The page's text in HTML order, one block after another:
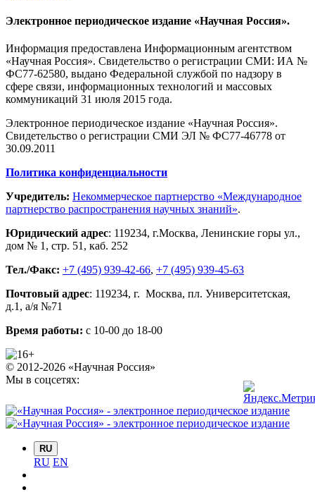
Электронное периодическое издание «Научная Россия».
Информация предоставлена Информационным агентством
«Научная Россия». Свидетельство о регистрации СМИ: ИА №
ФС77-62580, выдано Федеральной службой по надзору в
сфере связи, информационных технологий и массовых
коммуникаций 31 июля 2015 года.
Электронное периодическое издание «Научная Россия».
Свидетельство о регистрации СМИ ЭЛ № ФС77-46778 от
30.09.2011
Политика конфиденциальности
Учредитель: Некоммерческое партнерство «Международное
партнерство распространения научных знаний».
Юридический адрес: 119234, г.Москва, Ленинские горы ул.,
дом № 1, стр. 51 , каб. 252
Тел./Факс: +7 (495) 939-42-66, +7 (495) 939-45-63
Почтовый адрес: 119234, г. Москва, пл. Университетская,
д.1 , а/я №71
Время работы: с 10-00 до 18-00
© 2012-2026 «Научная Россия»
Мы в соцсетях:
RU
RU EN